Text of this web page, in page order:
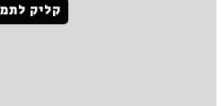
קליק